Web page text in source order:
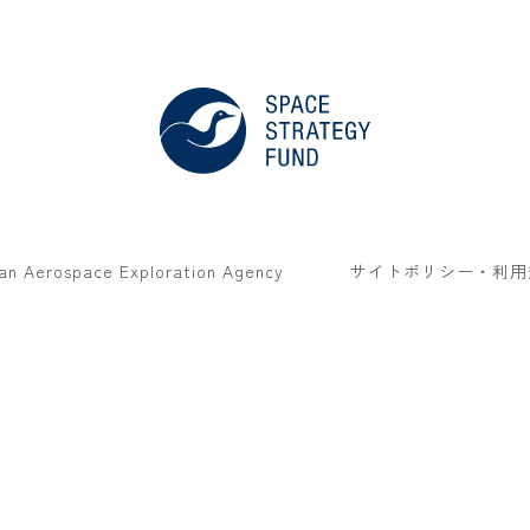
Aerospace Exploration Agency サイトポリシー・利